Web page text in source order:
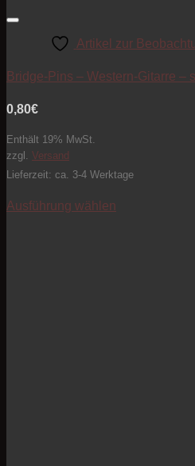
Artikel zur
Bridge-Pins – Western-Gitarre –
0,80€
Enthält 19% MwSt.
zzgl. Versand
Lieferzeit: ca. 3-4 Werktage
Ausführung wählen